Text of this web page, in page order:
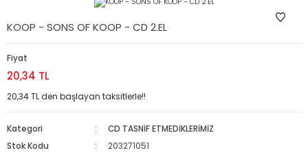
KOOP - SONS OF KOOP - CD 2.EL
Fiyat
20,34 TL
20,34 TL den başlayan taksitlerle!!
Kategori
CD TASNİF ETMEDİKLERİMİZ
Stok Kodu
203271051